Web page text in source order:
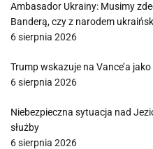
Ambasador Ukrainy: Musimy
Banderą, czy z narodem
6 sierpnia 2026
Trump wskazuje na Vance’a
6 sierpnia 2026
Niebezpieczna sytuacja nad
służby
6 sierpnia 2026